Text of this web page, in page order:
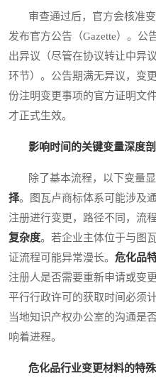
审查通过后，官方会核准变
发布官方公告（Gazette）。公
出异议（尽管在协议转让中异
环节）。公告期满无异议，变
份注明变更事项的官方证明文
才正式生效。
影响时间的关键变量深度
除了基本流程，以下变量显
择。图瓦卢商标体系可能涉及
注册进行变更，路径不同，流
复杂度。若企业主体位于与图
证流程可能异常漫长。 危化品
注册人是否需要重新申请或变
平行行政许可的获取时间必须
当地知识产权办公室的沟通是
响着进程。
危化品行业变更材料的特